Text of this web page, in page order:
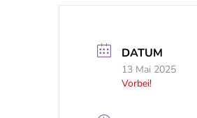
DATUM
13 Mai 2025
Vorbei!